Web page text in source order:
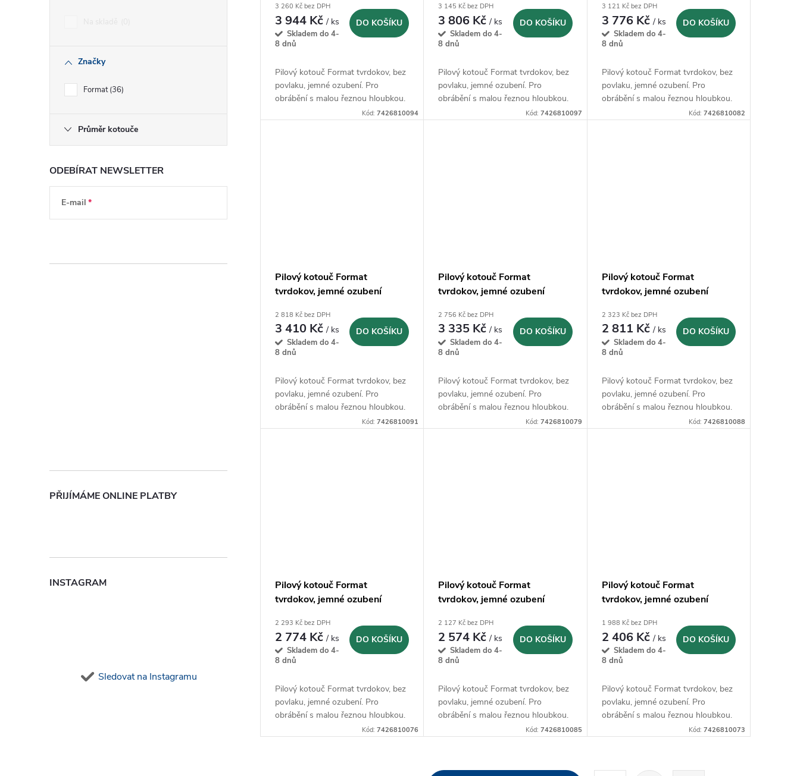
Značky
Format 36
Průměr kotouče
ODEBÍRAT NEWSLETTER
E-mail
PŘIJÍMÁME ONLINE PLATBY
INSTAGRAM
Sledovat na Instagramu
3 260 Kč bez DPH
3 944 Kč/ ks
Skladem do 4-
8 dnů
DO KOŠÍKU
Pilový kotouč Format tvrdokov, bez
povlaku, jemné ozubení. Pro
obrábění s malou řeznou hloubkou.
Kód:7426810094
3 145 Kč bez DPH
3 806 Kč/ ks
Skladem do 4-
8 dnů
DO KOŠÍKU
Pilový kotouč Format tvrdokov, bez
povlaku, jemné ozubení. Pro
obrábění s malou řeznou hloubkou.
Kód: 7426810097
3 121 Kč bez DPH
3 776 Kč/ ks
Skladem do 4-
8 dnů
DO KOŠÍKU
Pilový kotouč Format tvrdokov, bez
povlaku, jemné ozubení. Pro
obrábění s malou řeznou hloubkou.
Kód: 7426810082
Pilový kotouč Format
tvrdokov, jemné ozubení
2 818 Kč bez DPH
3 410 Kč/ ks
Skladem do 4-
8 dnů
DO KOŠÍKU
Pilový kotouč Format tvrdokov, bez
povlaku, jemné ozubení. Pro
obrábění s malou řeznou hloubkou.
Kód:7426810091
Pilový kotouč Format
tvrdokov, jemné ozubení
2 756 Kč bez DPH
3 335 Kč/ ks
Skladem do 4-
8 dnů
DO KOŠÍKU
Pilový kotouč Format tvrdokov, bez
povlaku, jemné ozubení. Pro
obrábění s malou řeznou hloubkou.
Kód: 7426810079
Pilový kotouč Format
tvrdokov, jemné ozubení
2 323 Kč bez DPH
2 811 Kč/ ks
Skladem do 4-
8 dnů
DO KOŠÍKU
Pilový kotouč Format tvrdokov, bez
povlaku, jemné ozubení. Pro
obrábění s malou řeznou hloubkou.
Kód: 7426810088
Pilový kotouč Format
tvrdokov, jemné ozubení
2 293 Kč bez DPH
2 774 Kč/ ks
Skladem do 4-
8 dnů
DO KOŠÍKU
Pilový kotouč Format tvrdokov, bez
povlaku, jemné ozubení. Pro
obrábění s malou řeznou hloubkou.
Kód:7426810076
Pilový kotouč Format
tvrdokov, jemné ozubení
2 127 Kč bez DPH
2 574 Kč/ ks
Skladem do 4-
8 dnů
DO KOŠÍKU
Pilový kotouč Format tvrdokov, bez
povlaku, jemné ozubení. Pro
obrábění s malou řeznou hloubkou.
Kód: 7426810085
Pilový kotouč Format
tvrdokov, jemné ozubení
1 988 Kč bez DPH
2 406 Kč/ ks
Skladem do 4-
8 dnů
DO KOŠÍKU
Pilový kotouč Format tvrdokov, bez
povlaku, jemné ozubení. Pro
obrábění s malou řeznou hloubkou.
Kód: 7426810073